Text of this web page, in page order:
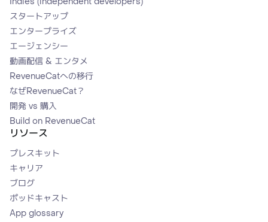
スタートアップ
エンタープライズ
エージェンシー
動画配信 & エンタメ
RevenueCatへの移行
なぜRevenueCat？
開発 vs 購入
Build on RevenueCat
リソース
プレスキット
キャリア
ブログ
ポッドキャスト
App glossary